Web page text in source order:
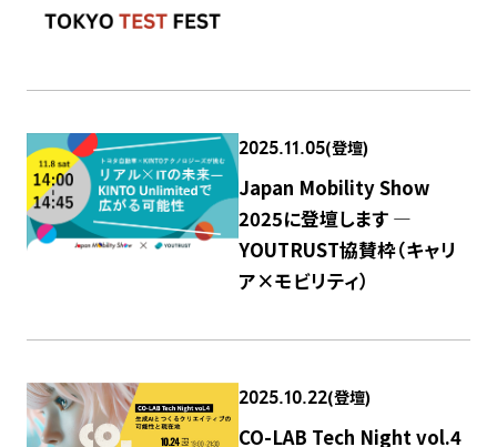
2025.11.05(登壇)
Japan Mobility Show
2025に登壇します ―
YOUTRUST協賛枠（キャリ
ア×モビリティ）
2025.10.22(登壇)
CO-LAB Tech Night vol.4